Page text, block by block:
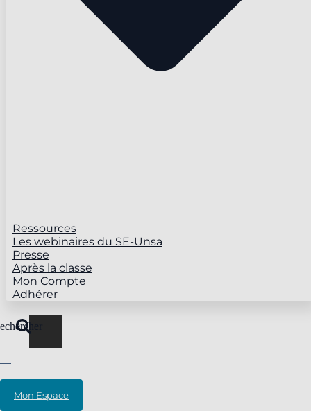
Ressources
Les webinaires du SE-Unsa
Presse
Après la classe
Mon Compte
Adhérer
Mon Espace